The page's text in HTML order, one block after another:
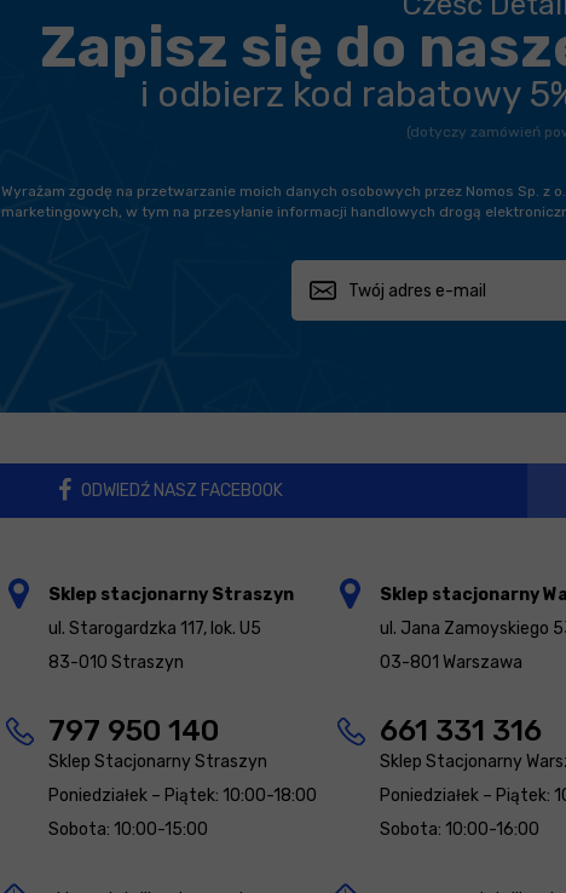
Zapisz się do
i odbierz kod rabatowy
(dotyczy zamówień
Wyrażam zgodę na przetwarzanie moich danych osobowych przez Nomos Sp. z
marketingowych, w tym na przesyłanie informacji handlowych drogą
ODWIEDŹ NASZ FACEBOOK
Sklep stacjonarny Straszyn
ul. Starogardzka 117, lok. U5
83-010 Straszyn
797 950 140
Sklep Stacjonarny Straszyn
Poniedziałek – Piątek: 10:00-18:00
Sobota: 10:00-15:00
Sklep stacjonarny
ul. Jana Zamoyskiego
03-801 Warszawa
661 331 316
Sklep Stacjonarny
Poniedziałek – Piątek:
Sobota: 10:00-16:00